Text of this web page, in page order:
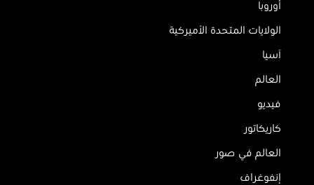
أوروبا
الولايات المتحدة الأميركية
آسيا
العالم
فيديو
كاريكاتور
العالم في صور
إنفوغراف